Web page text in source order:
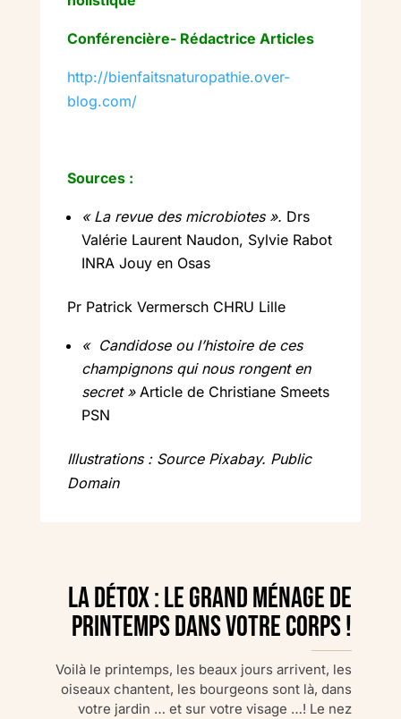
Conférencière- Rédactrice Articles
http://bienfaitsnaturopathie.over-
blog.com/
Sources :
« La revue des microbiotes ». Drs
Valérie Laurent Naudon, Sylvie Rabot
INRA Jouy en Osas
Pr Patrick Vermersch CHRU Lille
« Candidose ou l’histoire de ces
champignons qui nous rongent en
secret »Article de Christiane Smeets
PSN
Illustrations : Source Pixabay. Public
Domain
La Détox : le grand ménage de
printemps dans votre corps !
Voilà le printemps, les beaux jours arrivent, les
oiseaux chantent, les bourgeons sont là, dans
votre jardin … et sur votre visage …! Le nez